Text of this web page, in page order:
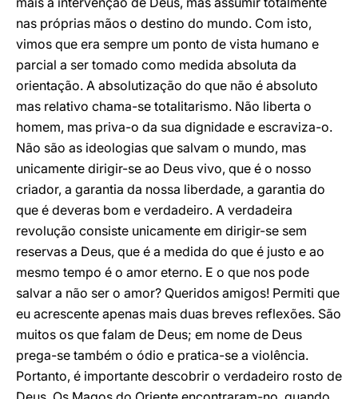
nas próprias mãos o destino do mundo. Com isto,
vimos que era sempre um ponto de vista humano e
parcial a ser tomado como medida absoluta da
orientação. A absolutização do que não é absoluto
mas relativo chama-se totalitarismo. Não liberta o
homem, mas priva-o da sua dignidade e escraviza-o.
Não são as ideologias que salvam o mundo, mas
unicamente dirigir-se ao Deus vivo, que é o nosso
criador, a garantia da nossa liberdade, a garantia do
que é deveras bom e verdadeiro. A verdadeira
revolução consiste unicamente em dirigir-se sem
reservas a Deus, que é a medida do que é justo e ao
mesmo tempo é o amor eterno. E o que nos pode
salvar a não ser o amor? Queridos amigos! Permiti que
eu acrescente apenas mais duas breves reflexões. São
muitos os que falam de Deus; em nome de Deus
prega-se também o ódio e pratica-se a violência.
Portanto, é importante descobrir o verdadeiro rosto de